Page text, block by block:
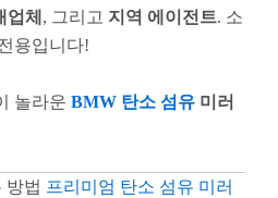
업체 , 그리고 지역 에이전트. 소
용입니다!
놀라운 BMW 탄소 섬유 미러
방법 프리미엄 탄소 섬유 미러